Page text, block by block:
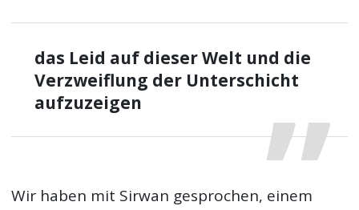
das Leid auf dieser Welt und die
Verzweiflung der Unterschicht
aufzuzeigen
Wir haben mit Sirwan gesprochen, einem